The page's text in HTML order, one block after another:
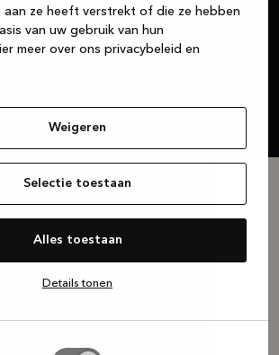
aan ze heeft verstrekt of die ze hebben
van uw gebruik van hun
meer over ons privacybeleid en
Weigeren
Selectie toestaan
Alles toestaan
Details tonen
onze ontwerpen
Maar het is jouw keuken. De